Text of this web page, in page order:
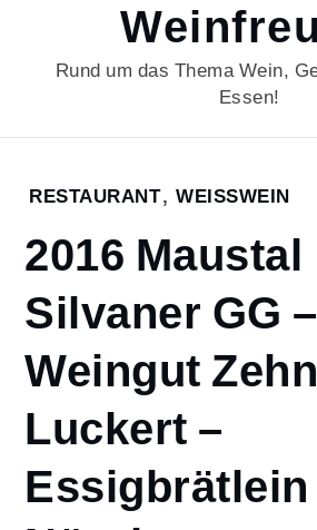
Rund um das Thema Wein,
Essen!
Home
September
2016
Maustal
Silvaner GG
– Weingut
Zehnthof
Luckert –
Essigbrätlein
RESTAURANT, WEISSWEIN
2016 Maustal
Silvaner GG –
Weingut
Luckert –
Essigbrätlein